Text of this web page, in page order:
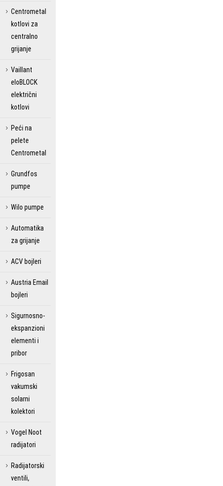
Centrometal
kotlovi za
centralno
grijanje
Vaillant
eloBLOCK
električni
kotlovi
Peći na
pelete
Centrometal
Grundfos
pumpe
Wilo pumpe
Automatika
za grijanje
ACV bojleri
Austria Email
bojleri
Sigurnosno-
ekspanzioni
elementi i
pribor
Frigosan
vakumski
solarni
kolektori
Vogel Noot
radijatori
Radijatorski
ventili,